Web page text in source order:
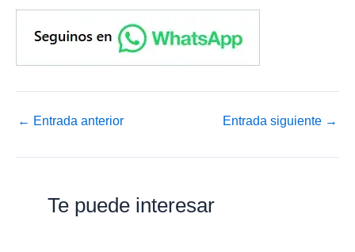
← Entrada anterior Entrada siguiente →
Te puede interesar